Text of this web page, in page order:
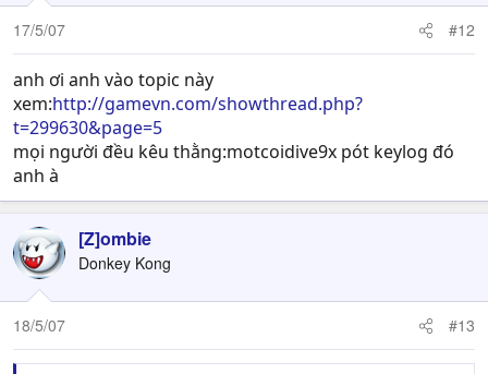
17/5/07 #12
anh ơi anh vào topic này
xem:http://gamevn.com/showthread.php?
t=299630&page=5
mọi người đều kêu thằng:motcoidive9x pót keylog đó
anh à
[Z]ombie
Donkey Kong
18/5/07 #13